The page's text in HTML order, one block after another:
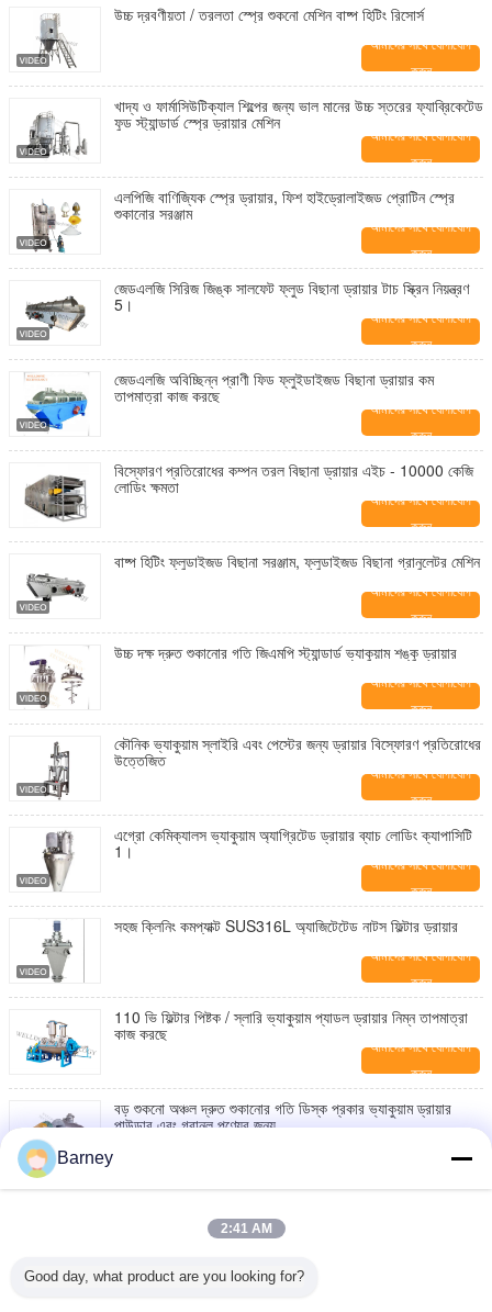
উচ্চ দ্রবণীয়তা / তরলতা স্প্রে শুকনো মেশিন বাষ্প হিটিং রিসোর্স
আমাদের সাথে যোগাযোগ
করুন
খাদ্য ও ফার্মাসিউটিক্যাল শিল্পের জন্য ভাল মানের উচ্চ স্তরের ফ্যাব্রিকেটেড
ফুড স্ট্যান্ডার্ড স্প্রে ড্রায়ার মেশিন
আমাদের সাথে যোগাযোগ
করুন
এলপিজি বাণিজ্যিক স্প্রে ড্রায়ার, ফিশ হাইড্রোলাইজড প্রোটিন স্প্রে
শুকানোর সরঞ্জাম
আমাদের সাথে যোগাযোগ
করুন
জেডএলজি সিরিজ জিঙ্ক সালফেট ফ্লুড বিছানা ড্রায়ার টাচ স্ক্রিন নিয়ন্ত্রণ
5।
আমাদের সাথে যোগাযোগ
করুন
জেডএলজি অবিচ্ছিন্ন প্রাণী ফিড ফ্লুইডাইজড বিছানা ড্রায়ার কম
তাপমাত্রা কাজ করছে
আমাদের সাথে যোগাযোগ
করুন
বিস্ফোরণ প্রতিরোধের কম্পন তরল বিছানা ড্রায়ার এইচ - 10000 কেজি
লোডিং ক্ষমতা
আমাদের সাথে যোগাযোগ
করুন
বাষ্প হিটিং ফ্লুডাইজড বিছানা সরঞ্জাম, ফ্লুডাইজড বিছানা গ্রানুলেটর মেশিন
আমাদের সাথে যোগাযোগ
করুন
উচ্চ দক্ষ দ্রুত শুকানোর গতি জিএমপি স্ট্যান্ডার্ড ভ্যাকুয়াম শঙ্কু ড্রায়ার
আমাদের সাথে যোগাযোগ
করুন
কৌনিক ভ্যাকুয়াম স্লাইরি এবং পেস্টের জন্য ড্রায়ার বিস্ফোরণ প্রতিরোধের
উত্তেজিত
আমাদের সাথে যোগাযোগ
করুন
এগ্রো কেমিক্যালস ভ্যাকুয়াম অ্যাগ্রিটেড ড্রায়ার ব্যাচ লোডিং ক্যাপাসিটি
1।
আমাদের সাথে যোগাযোগ
করুন
সহজ ক্লিনিং কমপ্যাক্ট SUS316L অ্যাজিটেটেড নাটস ফিল্টার ড্রায়ার
আমাদের সাথে যোগাযোগ
করুন
110 ভি ফিল্টার পিষ্টক / স্লারি ভ্যাকুয়াম প্যাডল ড্রায়ার নিম্ন তাপমাত্রা
কাজ করছে
আমাদের সাথে যোগাযোগ
করুন
বড় শুকনো অঞ্চল দ্রুত শুকানোর গতি ডিস্ক প্রকার ভ্যাকুয়াম ড্রায়ার
পাউডার এবং গ্রানুল পণ্যের জন্য
জেডএইচজি সিরিজ সিএস ম্যাটেরিয়াল ভ্যাকুয়াম রেক ড্রায়ার বিস্ফোরণ
Barney
2:41 AM
Good day, what product are you looking for?